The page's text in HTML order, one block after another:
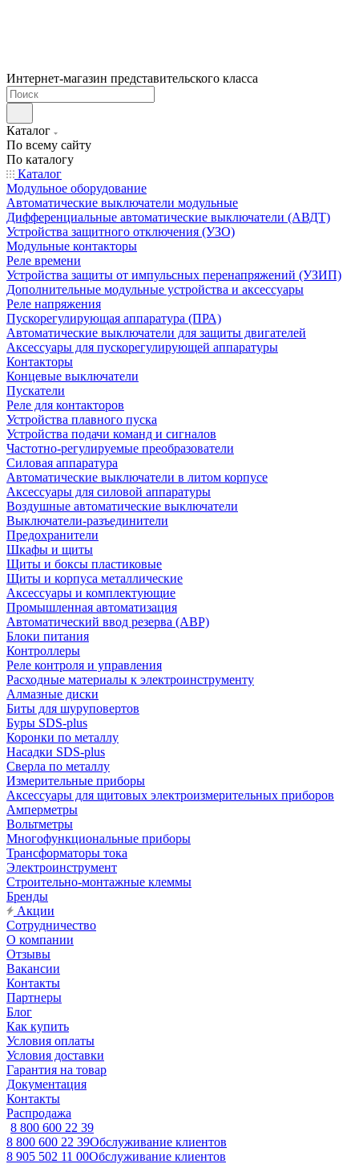
Интернет-магазин представительского класса
Каталог
По всему сайту
По каталогу
Каталог
Модульное оборудование
Автоматические выключатели модульные
Дифференциальные автоматические выключатели (АВДТ)
Устройства защитного отключения (УЗО)
Модульные контакторы
Реле времени
Устройства защиты от импульсных перенапряжений (УЗИП)
Дополнительные модульные устройства и аксессуары
Реле напряжения
Пускорегулирующая аппаратура (ПРА)
Автоматические выключатели для защиты двигателей
Аксессуары для пускорегулирующей аппаратуры
Контакторы
Концевые выключатели
Пускатели
Реле для контакторов
Устройства плавного пуска
Устройства подачи команд и сигналов
Частотно-регулируемые преобразователи
Силовая аппаратура
Автоматические выключатели в литом корпусе
Аксессуары для силовой аппаратуры
Воздушные автоматические выключатели
Выключатели-разъединители
Предохранители
Шкафы и щиты
Щиты и боксы пластиковые
Щиты и корпуса металлические
Аксессуары и комплектующие
Промышленная автоматизация
Автоматический ввод резерва (АВР)
Блоки питания
Контроллеры
Реле контроля и управления
Расходные материалы к электроинструменту
Алмазные диски
Биты для шуруповертов
Буры SDS-plus
Коронки по металлу
Насадки SDS-plus
Сверла по металлу
Измерительные приборы
Аксессуары для щитовых электроизмерительных приборов
Амперметры
Вольтметры
Многофункциональные приборы
Трансформаторы тока
Электроинструмент
Строительно-монтажные клеммы
Бренды
Акции
Сотрудничество
О компании
Отзывы
Вакансии
Контакты
Партнеры
Блог
Как купить
Условия оплаты
Условия доставки
Гарантия на товар
Документация
Контакты
Распродажа
8 800 600 22 39
8 800 600 22 39Обслуживание клиентов
8 905 502 11 00Обслуживание клиентов